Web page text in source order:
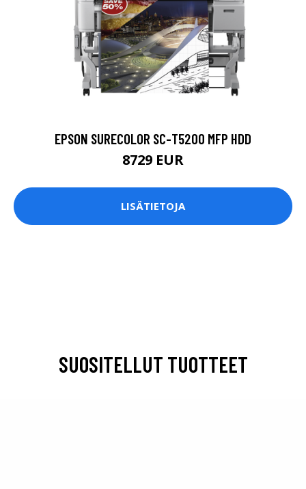
EPSON SURECOLOR SC-T5200 MFP HDD
8729 EUR
LISÄTIETOJA
SUOSITELLUT TUOTTEET